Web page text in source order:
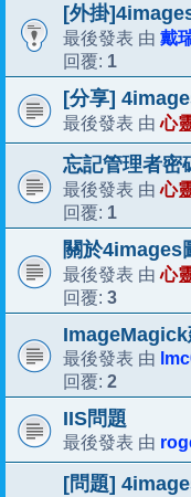
[外掛
最後發表 由 戴
回覆: 1
[分享]
最後發表 由心
忘記管理者密
最後發表 由心
回覆: 1
關於4images
最後發表 由心
回覆: 3
最後發表 由
回覆: 2
IIS問題
最後發表 由
[問題]